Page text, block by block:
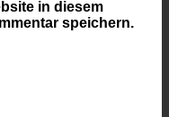
in diesem
speichern.